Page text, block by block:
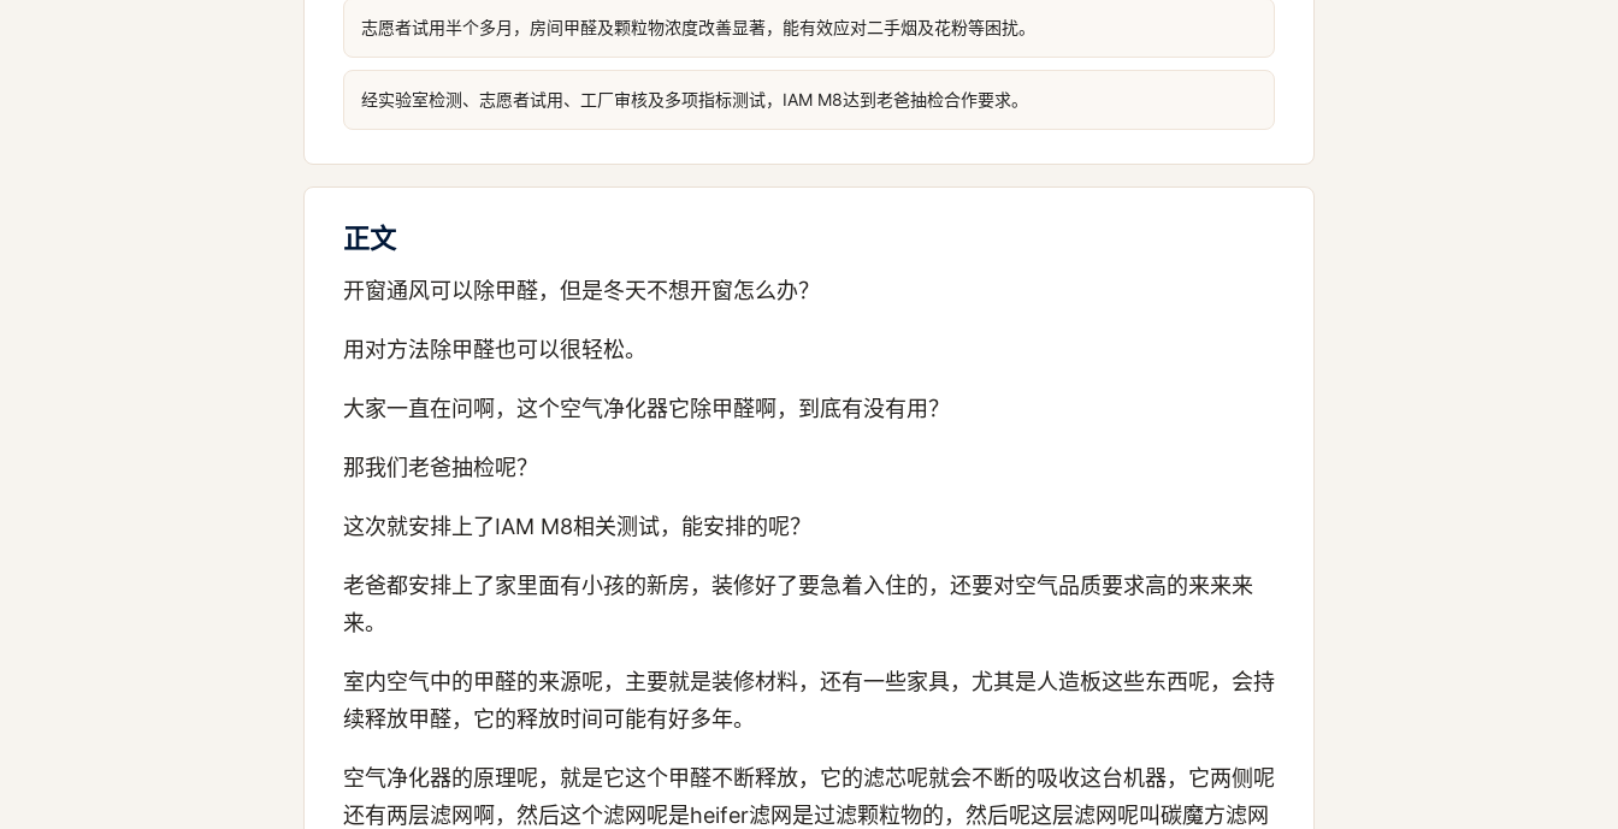
志愿者试用半个多月，房间甲醛及颗粒物浓度改善显著，能有效应对二手烟及花粉等困扰。
经实验室检测、志愿者试用、工厂审核及多项指标测试，IAM M8达到老爸抽检合作要求。
正文
开窗通风可以除甲醛，但是冬天不想开窗怎么办？
用对方法除甲醛也可以很轻松。
大家一直在问啊，这个空气净化器它除甲醛啊，到底有没有用？
那我们老爸抽检呢？
这次就安排上了IAM M8相关测试，能安排的呢？
老爸都安排上了家里面有小孩的新房，装修好了要急着入住的，还要对空气品质要求高的来来来
来。
室内空气中的甲醛的来源呢，主要就是装修材料，还有一些家具，尤其是人造板这些东西呢，会持
续释放甲醛，它的释放时间可能有好多年。
空气净化器的原理呢，就是它这个甲醛不断释放，它的滤芯呢就会不断的吸收这台机器，它两侧呢
还有两层滤网啊，然后这个滤网呢是heifer滤网是过滤颗粒物的，然后呢这层滤网呢叫碳魔方滤网